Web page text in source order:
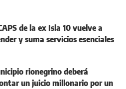
de la ex Isla 10 vuelve a
y suma servicios esenciales
rionegrino deberá
un juicio millonario por un